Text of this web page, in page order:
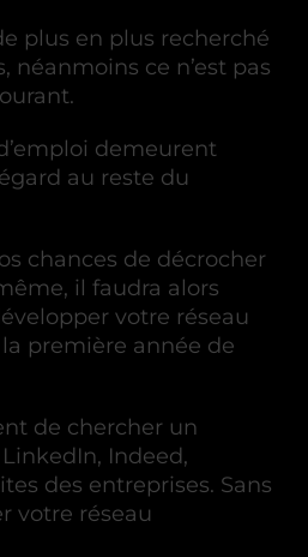
plus en plus recherché
néanmoins ce n’est pas
demeurent
au reste du
chances de décrocher
il faudra alors
votre réseau
première année de
de chercher un
Indeed,
des entreprises. Sans
votre réseau